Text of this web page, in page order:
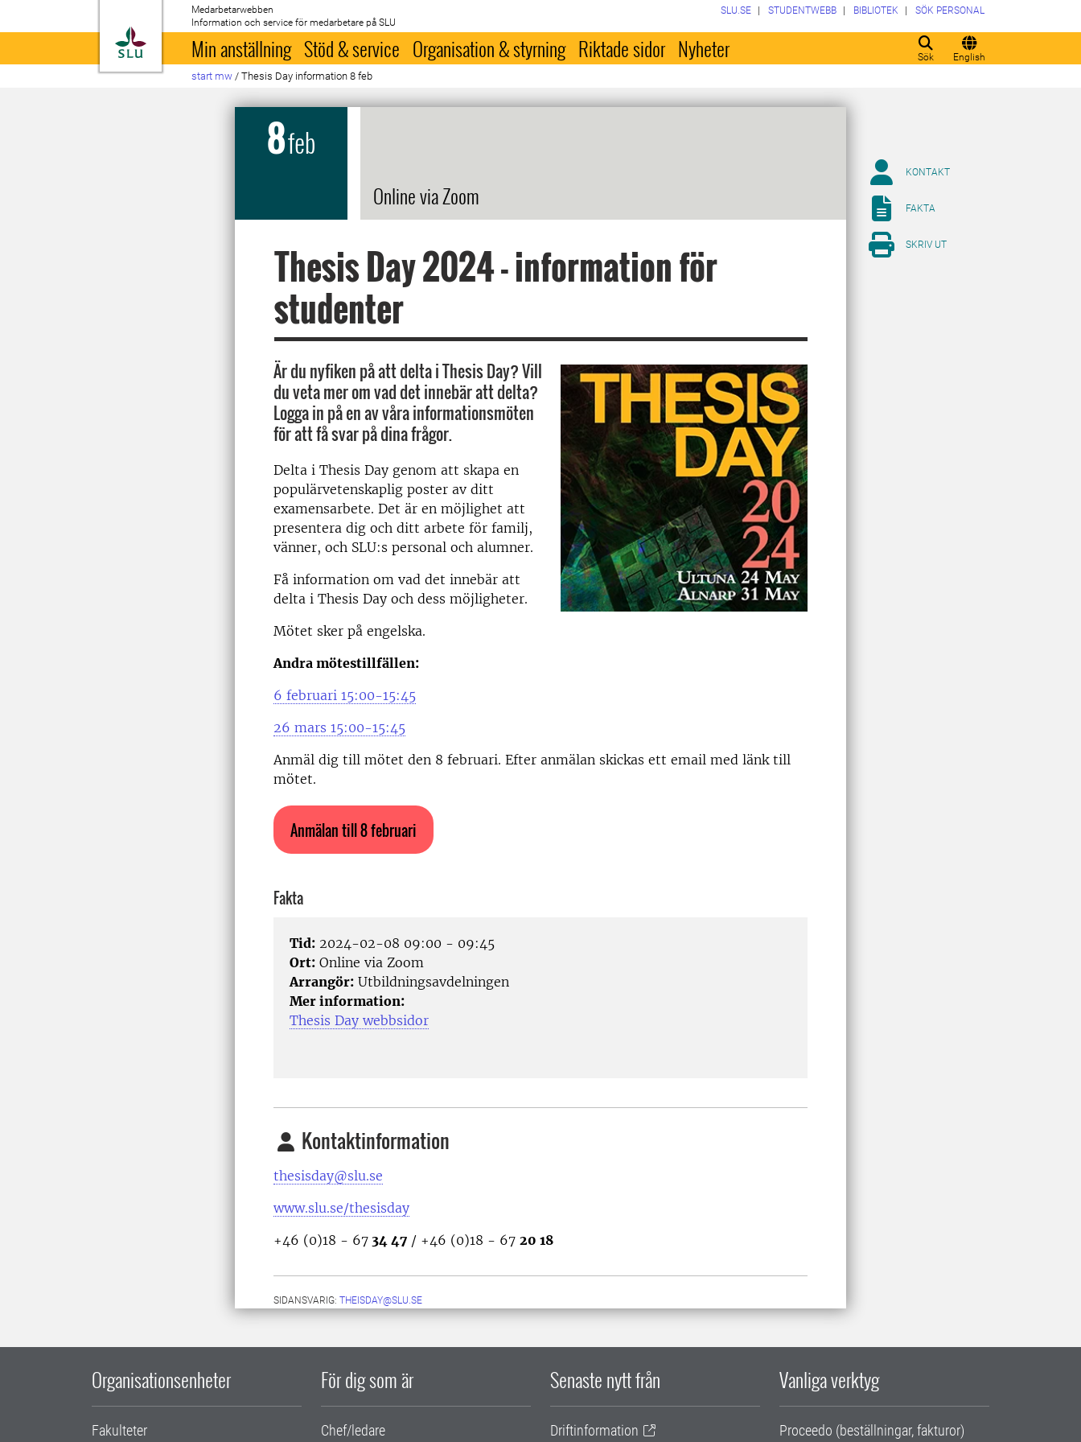
Till startsida
Medarbetarwebben
Information och service för medarbetare på SLU
Sök English
SLU.SE STUDENTWEBB BIBLIOTEK SÖK PERSONAL
Min anställning Stöd & service Organisation & styrning Riktade sidor Nyheter
start mw / Thesis Day information 8 feb
8feb
Online via Zoom
Thesis Day 2024 - information för
studenter
Är du nyfiken på att delta i Thesis Day? Vill
du veta mer om vad det innebär att delta?
Logga in på en av våra informationsmöten
för att få svar på dina frågor.
Delta i Thesis Day genom att skapa en
populärvetenskaplig poster av ditt
examensarbete. Det är en möjlighet att
presentera dig och ditt arbete för familj,
vänner, och SLU:s personal och alumner.
Få information om vad det innebär att
delta i Thesis Day och dess möjligheter.
Mötet sker på engelska.
Andra mötestillfällen:
6 februari 15:00-15:45
26 mars 15:00-15:45
Anmäl dig till mötet den 8 februari. Efter anmälan skickas ett email med länk till
mötet.
Anmälan till 8 februari
Fakta
Tid: 2024-02-08 09:00 - 09:45
Ort: Online via Zoom
Arrangör: Utbildningsavdelningen
Mer information:
Thesis Day webbsidor
Kontaktinformation
thesisday@slu.se
www.slu.se/thesisday
+46 (0)18 - 67 34 47 / +46 (0)18 - 67 20 18
SIDANSVARIG: THEISDAY@SLU.SE
KONTAKT
FAKTA
SKRIV UT
Organisationsenheter
Fakulteter
För dig som är
Chef/ledare
Senaste nytt från
Driftinformation
Vanliga verktyg
Proceedo (beställningar, fakturor)